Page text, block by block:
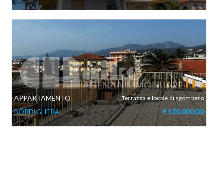
APPARTAMENTO
BORDIGHERA
Terrazza e locale di sgombero
€ 100.000,00